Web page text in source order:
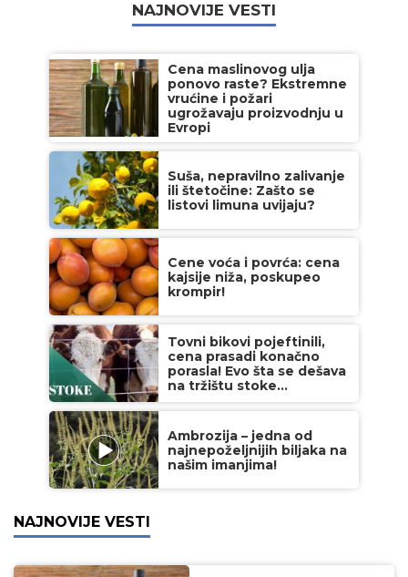
NAJNOVIJE VESTI
Cena maslinovog ulja
ponovo raste? Ekstremne
vrućine i požari
ugrožavaju proizvodnju u
Evropi
Suša, nepravilno zalivanje
ili štetočine: Zašto se
listovi limuna uvijaju?
Cene voća i povrća: cena
kajsije niža, poskupeo
krompir!
Tovni bikovi pojeftinili,
cena prasadi konačno
porasla! Evo šta se dešava
na tržištu stoke...
Ambrozija – jedna od
najnepoželjnijih biljaka na
našim imanjima!
NAJNOVIJE VESTI